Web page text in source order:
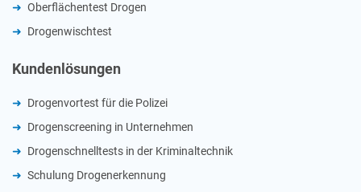
Oberflächentest Drogen
Drogenwischtest
Kundenlösungen
Drogenvortest für die Polizei
Drogenscreening in Unternehmen
Drogenschnelltests in der Kriminaltechnik
Schulung Drogenerkennung